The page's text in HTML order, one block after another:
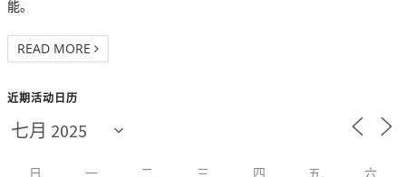
能。
READ MORE
近期活动日历
日 一 二 三 四 五 六